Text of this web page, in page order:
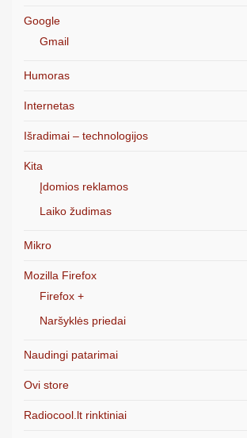
Google
Gmail
Humoras
Internetas
Išradimai – technologijos
Kita
Įdomios reklamos
Laiko žudimas
Mikro
Mozilla Firefox
Firefox +
Naršyklės priedai
Naudingi patarimai
Ovi store
Radiocool.lt rinktiniai